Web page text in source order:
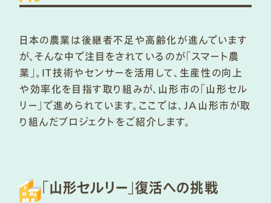
日本の農業は後継者不足や高齢化が進んでいます
が、そんな中で注目をされているのが「スマート農
業」。IT技術やセンサーを活用して、生産性の向上
や効率化を目指す取り組みが、山形市の「山形セル
リー」で進められています。ここでは、JA山形市が取
り組んだプロジェクトをご紹介します。
「山形セルリー」復活への挑戦